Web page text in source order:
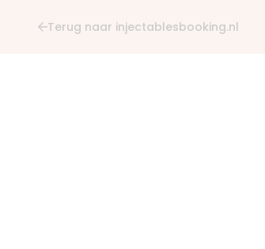
Terug naar injectablesbooking.nl